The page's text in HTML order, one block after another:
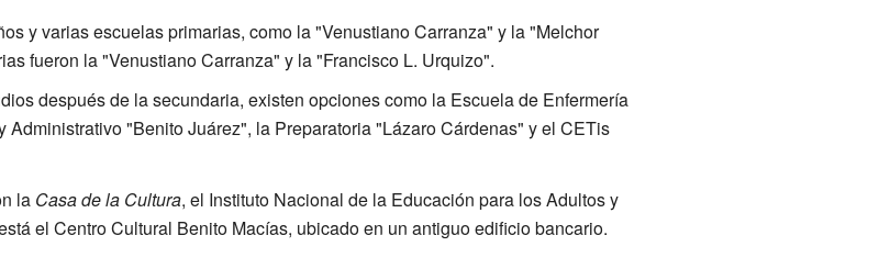
y varias escuelas primarias, como la "Venustiano Carranza" y la "Melchor
fueron la "Venustiano Carranza" y la "Francisco L. Urquizo".
después de la secundaria, existen opciones como la Escuela de Enfermería
"Benito Juárez", la Preparatoria "Lázaro Cárdenas" y el CETis
la Casa de la Cultura, el Instituto Nacional de la Educación para los Adultos y
el Centro Cultural Benito Macías, ubicado en un antiguo edificio bancario.